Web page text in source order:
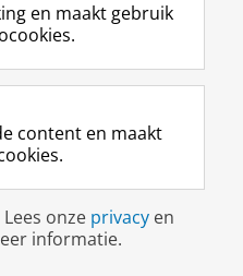
e
b
o
p
a
i
n
a
k
e
I
-
p
g
i
n
-
f
e
R
k
s
u
t
r
m
c
c
o
T
e
k
a
a
en maakt gebruik
content en maakt
onze privacy en
informatie.